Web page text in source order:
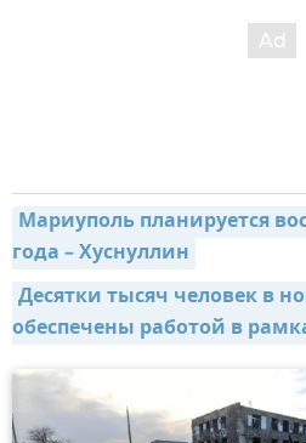
Мариуполь планируется
года – Хуснуллин
Десятки тысяч человек в
обеспечены работой в